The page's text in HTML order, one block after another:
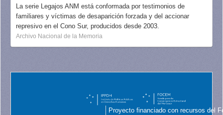
La serie Legajos ANM está conformada por testimonios de
familiares y víctimas de desaparición forzada y del accionar
represivo en el Cono Sur, producidos desde 2003.
Archivo Nacional de la Memoria
Proyecto financiado con recursos del